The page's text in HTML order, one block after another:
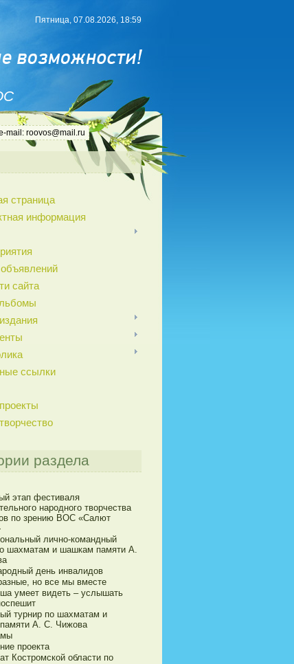
Пятница, 07.08.2026, 18:59
mail: roovos@mail.ru
страница
информация
сайта
ссылки
раздела
этап фестиваля
народного творчества
по зрению ВОС «Салют
лично-командный
шахматам и шашкам памяти А.
день инвалидов
но все мы вместе
умеет видеть – услышать
турнир по шахматам и
А. С. Чижова
проекта
Костромской области по